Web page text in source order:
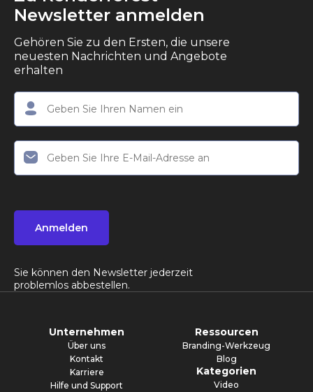
Newsletter anmelden
Gehören Sie zu den Ersten, die unsere
neuesten Nachrichten und Angebote
erhalten
Anmelden
Sie können den Newsletter jederzeit
problemlos abbestellen.
Unternehmen
Über uns
Kontakt
Karriere
Hilfe und Support
Ressourcen
Branding-Werkzeug
Blog
Kategorien
Video